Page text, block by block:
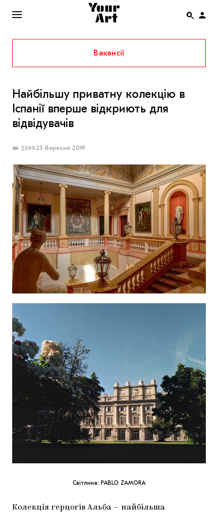
ENG
НОВИНИ
АФІША
ІНТЕРВ’Ю
СПЕЦПРОЄКТИ
THE UKRAINIAN PAVILION AT VENICE BIENNALE
2022
МАРІУПОЛЬСЬКІ МАРГІНАЛІЇ
ДОСЛІДНИЦЬКА ПЛАТФОРМА
ЗАПАЛЕННЯ
CARPATHIAN CULT ПРО РІЗДВЯНІ СВЯТА
Вакансії
Найбільшу приватну колекцію в
Іспанії вперше відкриють для
відвідувачів
2599 25 Вересня 2019
Світлина: PABLO ZAMORA
Колекція герцогів Альба — найбільша